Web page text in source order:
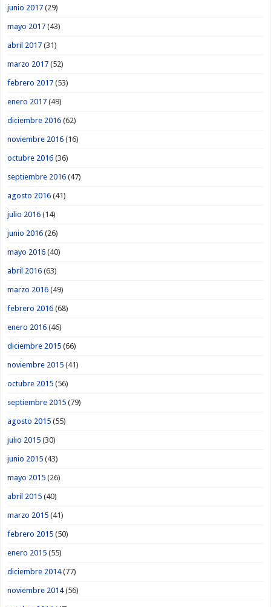
junio 2017 (29)
mayo 2017 (43)
abril 2017 (31)
marzo 2017 (52)
febrero 2017 (53)
enero 2017 (49)
diciembre 2016 (62)
noviembre 2016 (16)
octubre 2016 (36)
septiembre 2016 (47)
agosto 2016 (41)
julio 2016 (14)
junio 2016 (26)
mayo 2016 (40)
abril 2016 (63)
marzo 2016 (49)
febrero 2016 (68)
enero 2016 (46)
diciembre 2015 (66)
noviembre 2015 (41)
octubre 2015 (56)
septiembre 2015 (79)
agosto 2015 (55)
julio 2015 (30)
junio 2015 (43)
mayo 2015 (26)
abril 2015 (40)
marzo 2015 (41)
febrero 2015 (50)
enero 2015 (55)
diciembre 2014(77)
noviembre 2014(56)